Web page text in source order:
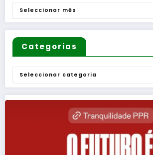
Arquivo
Categorias
Categorias